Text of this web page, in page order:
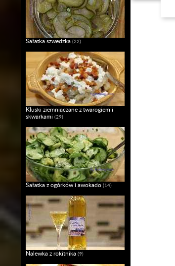
Sałatka szwedzka (22)
Kluski ziemniaczane z twarogiem i
skwarkami (29)
Sałatka z ogórków i awokado (14)
Nalewka z rokitnika (9)